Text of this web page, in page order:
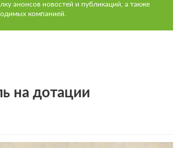
анонсов новостей и публикаций, а также
компанией.
на дотации